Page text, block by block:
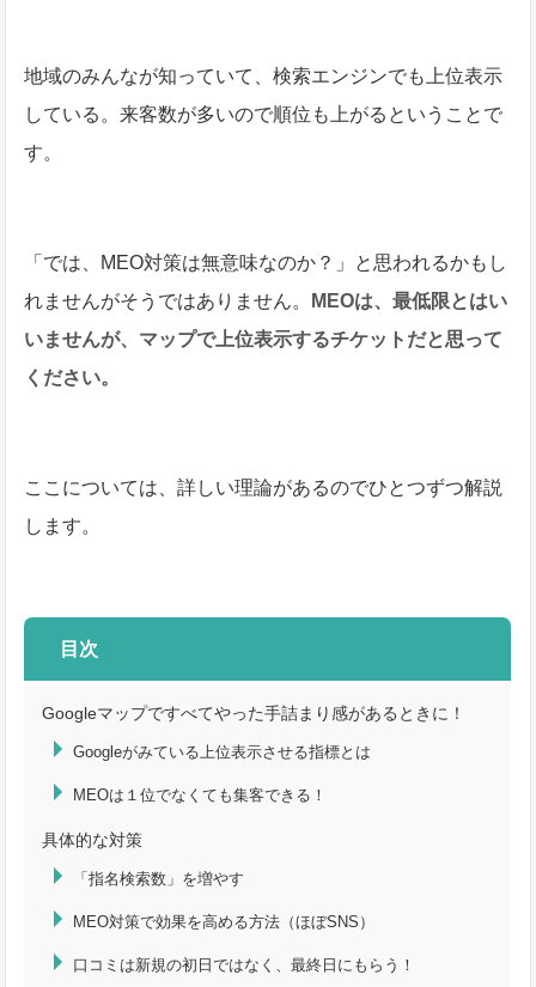
地域のみんなが知っていて、検索エンジンでも上位表示
している。来客数が多いので順位も上がるということで
す。
「では、MEO対策は無意味なのか？」と思われるかもし
れませんがそうではありません。
MEOは、最低限とはい
いませんが、マップで上位表示するチケットだと思って
ください。
ここについては、詳しい理論があるのでひとつずつ解説
します。
目次
Googleマップですべてやった手詰まり感があるときに！
Googleがみている上位表示させる指標とは
MEOは１位でなくても集客できる！
具体的な対策
「指名検索数」を増やす
MEO対策で効果を高める方法（ほぼSNS）
口コミは新規の初日ではなく、最終日にもらう！